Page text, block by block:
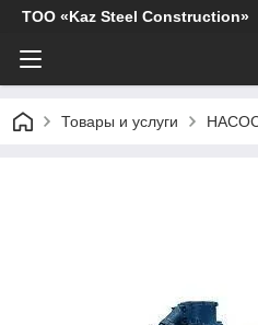
ТОО «Kaz Steel Construction»
Товары и услуги